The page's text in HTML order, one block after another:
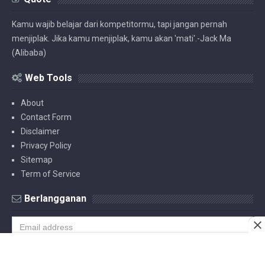
Kamu wajib belajar dari kompetitormu, tapi jangan pernah
menjiplak. Jika kamu menjiplak, kamu akan 'mati'.-Jack Ma
(Alibaba)
Web Tools
About
Contact Form
Disclaimer
Privacy Policy
Sitemap
Term of Service
Berlangganan